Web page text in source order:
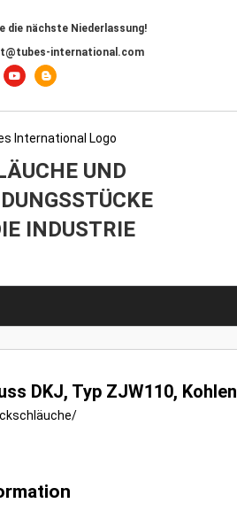
die nächste Niederlassung!
international.com
UND
INDUSTRIE
DKJ, Typ ZJW110,
/